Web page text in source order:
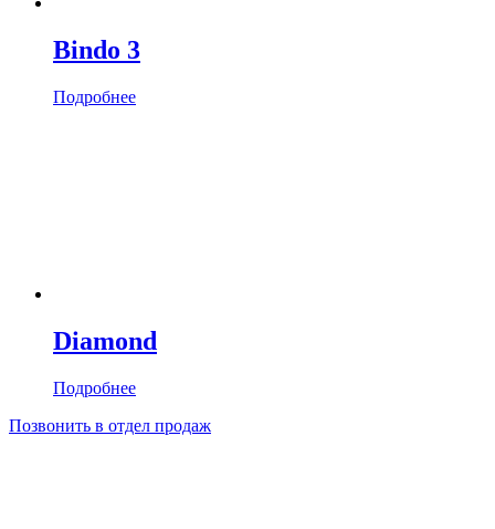
Bindo 3
Подробнее
Diamond
Подробнее
Позвонить в отдел продаж